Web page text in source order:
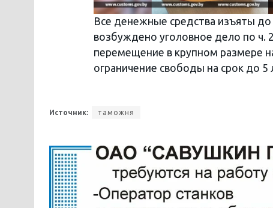
Все денежные средства изъяты
возбуждено уголовное дело по ч.
перемещение в крупном размере
ограничение свободы на срок до
Источник: таможня